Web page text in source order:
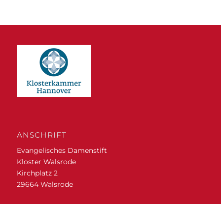
ANSCHRIFT
Evangelisches Damenstift
Kloster Walsrode
Kirchplatz 2
29664 Walsrode